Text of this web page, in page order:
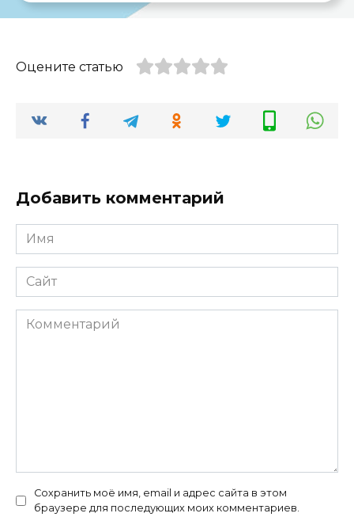
Оцените статью
Добавить комментарий
Имя
*
Сайт
Комментарий
Сохранить моё имя, email и адрес сайта в этом
браузере для последующих моих комментариев.